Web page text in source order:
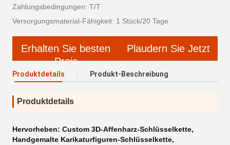
Zahlungsbedingungen: T/T
Versorgungsmaterial-Fähigkeit: 1 Stück/20 Tage
Erhalten Sie besten
Preis
Plaudern Sie Jetzt
Produktdetails Produkt-Beschreibung
Produktdetails
Hervorheben: Custom 3D-Affenharz-Schlüsselkette,
Handgemalte Karikaturfiguren-Schlüsselkette,